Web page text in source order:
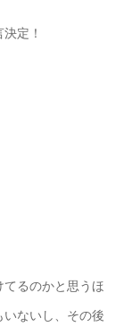
定！
るのかと思うほ
ないし、その後